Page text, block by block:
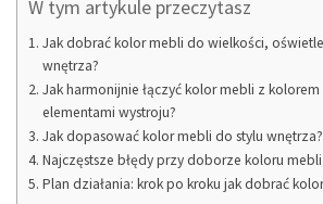
W tym artykule przeczytasz
Jak dobrać kolor mebli do wielkości,
wnętrza?
Jak harmonijnie łączyć kolor mebli z kolorem
elementami wystroju?
Jak dopasować kolor mebli do stylu wnętrza?
Najczęstsze błędy przy doborze koloru
Plan działania: krok po kroku jak dobrać